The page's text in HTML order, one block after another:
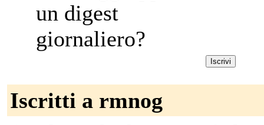
un digest
giornaliero?
Iscritti a rmnog